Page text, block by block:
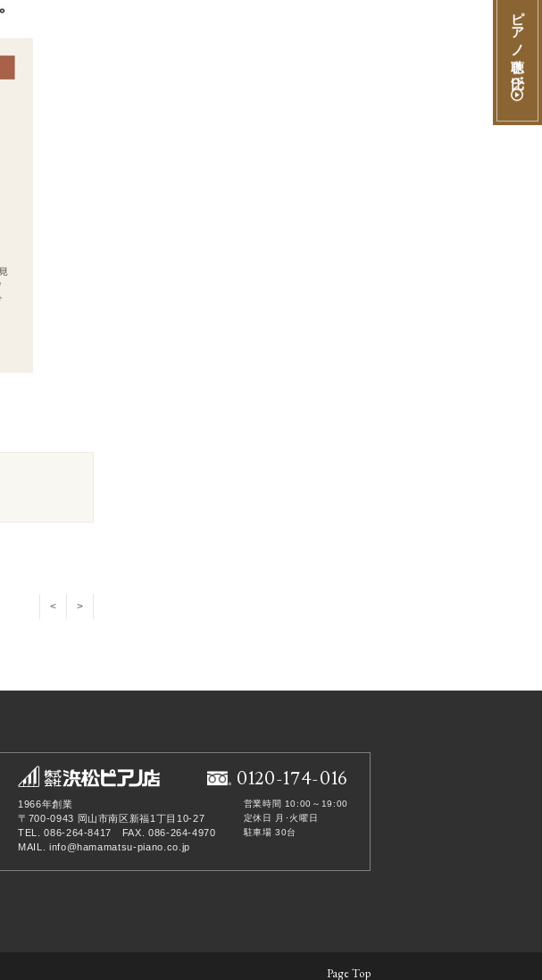
< >
0120-174-016
1966年創業
〒700-0943 岡山市南区新福1丁目10-27
TEL. 086-264-8417 FAX. 086-264-4970
MAIL. info@hamamatsu-piano.co.jp
営業時間 10:00～19:00
定休日 月･火曜日
駐車場 30台
Page Top
ピアノ聴き比べ